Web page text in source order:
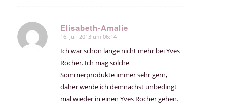
Elisabeth-Amalie
sagte:
16. Juli 2013 um 06:14
Ich war schon lange nicht mehr bei Yves
Rocher. Ich mag solche
Sommerprodukte immer sehr gern,
daher werde ich demnächst unbedingt
mal wieder in einen Yves Rocher gehen.